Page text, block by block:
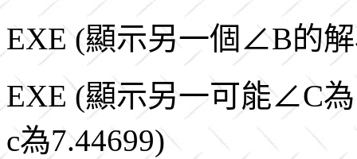
EXE (顯示另一個∠B的解
EXE (顯示另一可能∠C為
c為7.44699)